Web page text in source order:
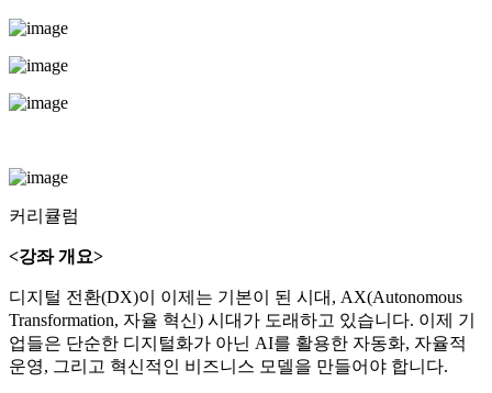
커리큘럼
<강좌 개요>
디지털 전환(DX)이 이제는 기본이 된 시대, AX(Autonomous
Transformation, 자율 혁신) 시대가 도래하고 있습니다. 이제 기
업들은 단순한 디지털화가 아닌 AI를 활용한 자동화, 자율적
운영, 그리고 혁신적인 비즈니스 모델을 만들어야 합니다.